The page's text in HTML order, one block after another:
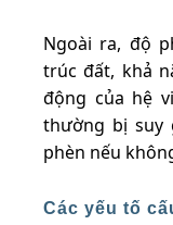
Ngoài ra, độ
trúc đất, khả
động của hệ
thường bị suy
phèn nếu
Các yếu tố